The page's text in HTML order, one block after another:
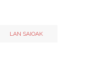
LAN SAIOAK